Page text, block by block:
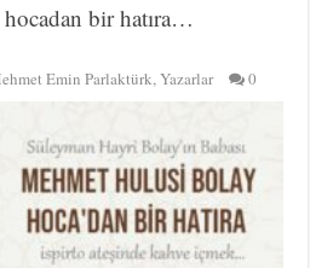
bir hatıra…
Emin Parlaktürk,Yazarlar 0